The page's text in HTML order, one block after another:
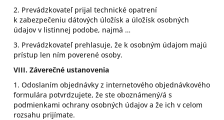
2. Prevádzkovateľ prijal technické opatrení
k zabezpečeniu dátových úložísk a úložísk osobných
údajov v listinnej podobe, najmä …
3. Prevádzkovateľ prehlasuje, že k osobným údajom majú
prístup len ním poverené osoby.
VIII.Záverečné ustanovenia
1. Odoslaním objednávky z internetového objednávkového
formulára potvrdzujete, že ste oboznámený/á s
podmienkami ochrany osobných údajov a že ich v celom
rozsahu prijímate.